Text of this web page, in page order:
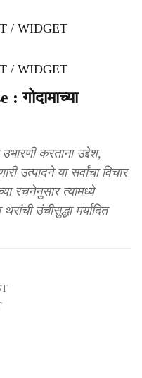
/ WIDGET
/ WIDGET
करताना उद्देश,
उत्पादने या सर्वांचा विचार
रचनेनुसार त्यामध्ये
उंचीसुद्धा मर्यादित